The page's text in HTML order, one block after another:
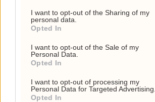
I want to opt-out of the Sharing of my
personal data.
Opted In
I want to opt-out of the Sale of my
Personal Data.
Opted In
I want to opt-out of processing my
Personal Data for Targeted Advertising.
Opted In
tollsamtaler
USA: –
Har blitt
stygge
podkast
mot Frp: